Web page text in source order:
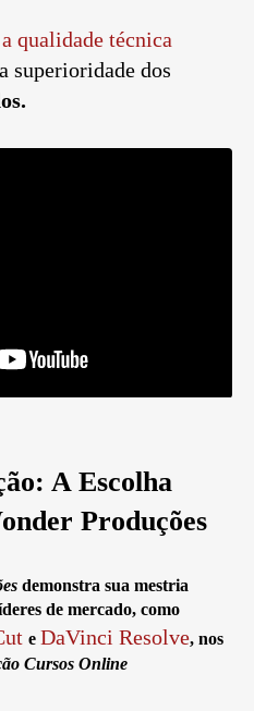
qualidade técnica
superioridade dos
A Escolha
Produções
demonstra sua mestria
de mercado, como
e DaVinci Resolve, nos
Cursos Online